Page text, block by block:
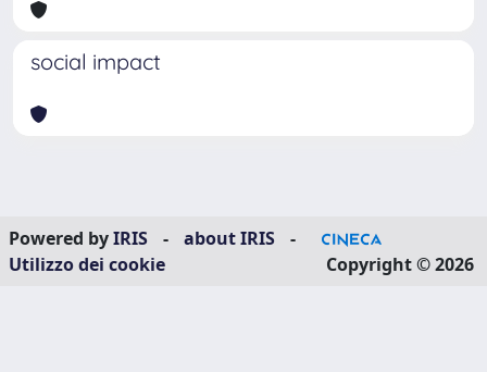
social impact
Powered byIRIS - about IRIS
-
Utilizzo dei cookie
Copyright © 2026